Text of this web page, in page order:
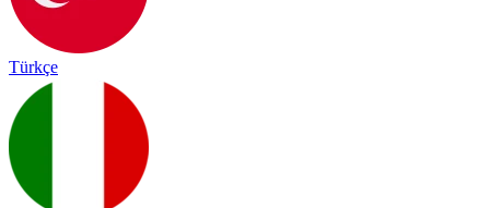
Türkçe